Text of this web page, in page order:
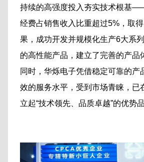
持续的高强度投入夯实技术根基
经费占销售收入比重超过5%，取
果，成功开发并规模化生产6大系
的高性能产品，建立了完善的产品
同时，华烁电子凭借稳定可靠的产
效的服务水平，受到市场青睐，已
立起“技术领先、品质卓越”的优势